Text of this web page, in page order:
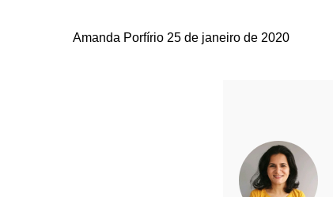
Amanda Porfírio 25 de janeiro de 2020